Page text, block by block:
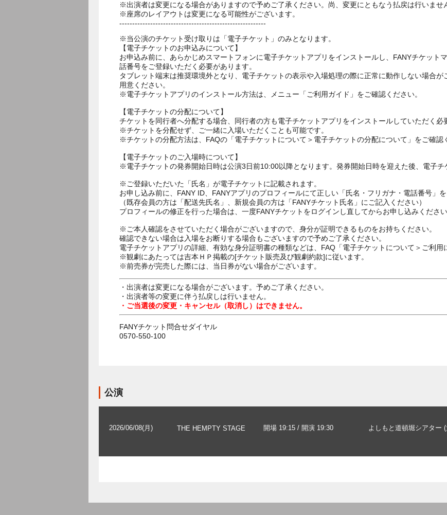
※出演者は変更になる場合がありますので予めご了承ください。尚、変更にともなう払戻は行いませ
※座席のレイアウトは変更になる可能性がございます。
---------------------------------------------------------
※当公演のチケット受け取りは「電子チケット」のみとなります。
【電子チケットのお申込みについて】
お申込み前に、あらかじめスマートフォンに電子チケットアプリをインストールし、FANYチケット
話番号をご登録いただく必要があります。
タブレット端末は推奨環境外となり、電子チケットの表示や入場処理の際に正常に動作しない場合
用意ください。
※電子チケットアプリのインストール方法は、メニュー「ご利用ガイド」をご確認ください。
【電子チケットの分配について】
チケットを同行者へ分配する場合、同行者の方も電子チケットアプリをインストールしていただく必
※チケットを分配せず、ご一緒に入場いただくことも可能です。
※チケットの分配方法は、FAQの「電子チケットについて＞電子チケットの分配について」をご確認
【電子チケットのご入場時について】
※電子チケットの発券開始日時は公演3日前10:00以降となります。発券開始日時を迎えた後、電子チ
※ご登録いただいた「氏名」が電子チケットに記載されます。
お申し込み前に、FANY ID、FANYアプリのプロフィールにて正しい「氏名・フリガナ・電話番号」
（既存会員の方は「配送先氏名」、新規会員の方は「FANYチケット氏名」にご記入ください）
プロフィールの修正を行った場合は、一度FANYチケットをログインし直してからお申し込みくださ
※ご本人確認をさせていただく場合がございますので、身分が証明できるものをお持ちください。
確認できない場合は入場をお断りする場合もございますので予めご了承ください。
電子チケットアプリの詳細、有効な身分証明書の種類などは、FAQ「電子チケットについて＞ご利用
※観劇にあたっては吉本ＨＰ掲載の[チケット販売及び観劇約款]に従います。
※前売券が完売した際には、当日券がない場合がございます。
・出演者は変更になる場合がございます。予めご了承ください。
・出演者等の変更に伴う払戻しは行いません。
・ご当選後の変更・キャンセル（取消し）はできません。
FANYチケット問合せダイヤル
0570-550-100
公演
2026/06/08(月) THE HEMPTY STAGE 開場 19:15 / 開演 19:30 よしもと道頓堀シアター